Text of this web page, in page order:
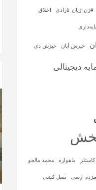
#ژن_ژیان_ئازادی اخلاق
خیزش آبان خیزش دی
دیجیتالی
ماهواره‌ محمد مالجو
مژده ارسی نسل کشی